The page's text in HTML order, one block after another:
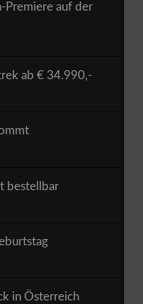
Premiere auf der
ab € 34.990,-
bestellbar
in Österreich